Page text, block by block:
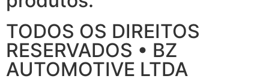
TODOS OS DIREITOS
RESERVADOS • BZ
AUTOMOTIVE LTDA